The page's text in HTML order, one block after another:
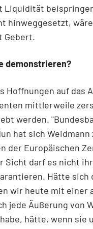
Liquidität
hinweggesetzt,
Gebert.
demonstrieren?
Hoffnungen auf das
mittlerweile
werden.
hat sich
der Europäischen
Sicht darf es nicht
Hätte sich
wir heute mit einer
jede Äußerung von
hätte, wenn sie